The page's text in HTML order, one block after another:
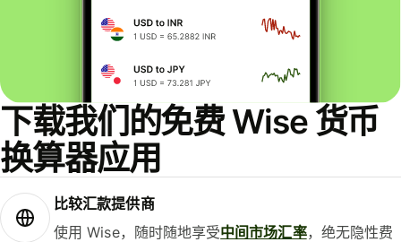
下载我们的免费 Wise 货币
换算器应用
比较汇款提供商
使用 Wise，随时随地享受中间市场汇率，绝无隐性费